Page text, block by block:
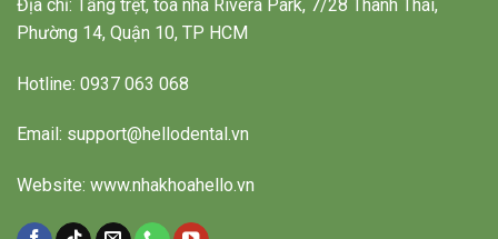
Địa chỉ: Tầng trệt, tòa nhà Rivera Park, 7/28 Thành Thái,
Phường 14, Quận 10, TP HCM
Hotline: 0937 063 068
Email: support@hellodental.vn
Website: www.nhakhoahello.vn